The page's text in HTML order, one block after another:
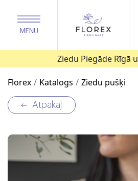
Ziedu Piegāde Rīgā
Florex Katalogs Ziedu pušķi
Atpakaļ